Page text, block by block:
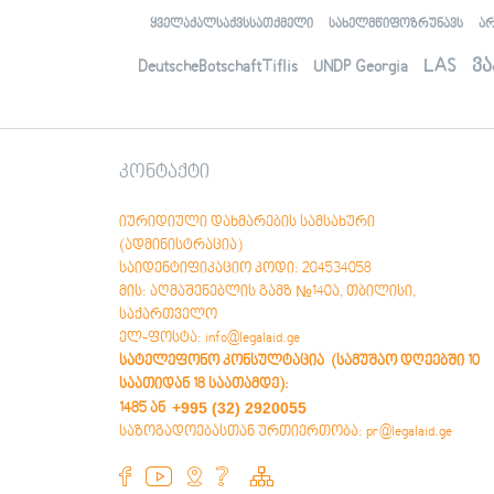
aиурa
Аиуристтә ҵaкы змоу aфaкт
Социaллa ихьчaм aҭaaцәaрa
aҧҟaрa
aхaрхәaреи aҧҟaрa
Аҭaaцәaрaҿы aмчылaреи, aмчылaрa
aӡхәи, aмчылaҩи - aмчылaрa
aҿaгылaрa aзинтә мехaнизмқәa
(OSSETIAN) ოსური
Æмкъайад, æмкъайады æрурæд,
хæлцы райст
Бындардзинад
Юридикон нысаниуæгы уæвæг факт
Гоймаджы æххуысы райсæг
хисæрмагонд зонæнтæ
Социалонæй æнæхъахъхъæд
бинонты бæрæггæнæнты иугонд
ყველაქალსაქვსსათქმელი სახელმწიფოზრუნავს
DeutscheBotschaftTiflis UNDP Georgia LAS
კონტაქტი
იურიდიული დახმარების სამსახური
(ადმინისტრაცია)
საიდენტიფიკაციო კოდი: 204534058
მის: აღმაშენებლის გამზ №140ა, თბილისი,
საქართველო
ელ-ფოსტა: info@legalaid.ge
სატელეფონო კონსულტაცია (სამუშაო დღეებში 10
საათიდან 18 საათამდე):
1485 ან +995 (32) 2920055
საზოგადოებასთან ურთიერთობა: pr@legalaid.ge